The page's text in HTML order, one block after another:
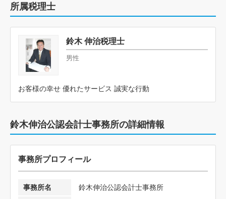
所属税理士
鈴木 伸治税理士
男性
お客様の幸せ 優れたサービス 誠実な行動
鈴木伸治公認会計士事務所の詳細情報
事務所プロフィール
事務所名
鈴木伸治公認会計士事務所